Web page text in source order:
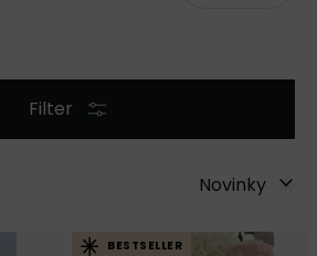
Filter
Novinky
BESTSELLER